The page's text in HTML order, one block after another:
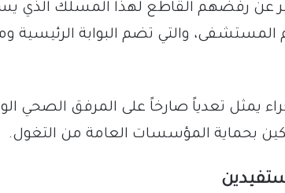
عن رفضهم القاطع لهذا المسلك الذي
المستشفى، والتي تضم البوابة الرئيسية
يمثل تعدياً صارخاً على المرفق الصحي
بحماية المؤسسات العامة من التغول.